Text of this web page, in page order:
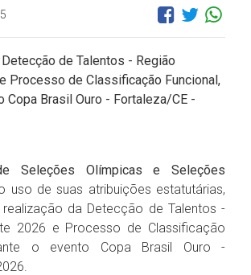
de Talentos - Região
Processo de Classificação Funcional,
Copa Brasil Ouro - Fortaleza/CE -
Seleções Olímpicas e Seleções
uso de suas atribuições estatutárias,
da Detecção de Talentos -
2026 e Processo de Classificação
o evento Copa Brasil Ouro -